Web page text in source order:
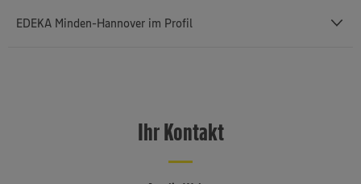
EDEKA Minden-Hannover im Profil
selbstständigen Einzelhandels und etwa 3.140 Auszubildenden) ist
EDEKA Minden-Hannoverdie umsatzstärkste von insgesamt
Ihr Kontakt